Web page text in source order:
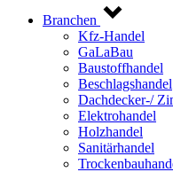
Branchen
Kfz-Handel
GaLaBau
Baustoffhandel
Beschlagshandel
Dachdecker-/
Elektrohandel
Holzhandel
Sanitärhandel